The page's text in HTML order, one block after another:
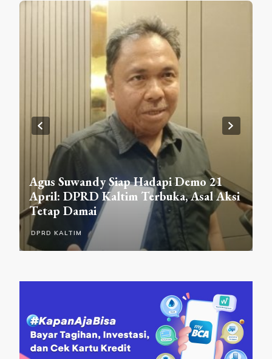
Aksi
DPRD SAMARINDA
DPRD Samarinda Sosialisasikan
Raperda Sempadan Sungai di Gunung
Lingai, Warga Akui Baru Paham
Aturannya